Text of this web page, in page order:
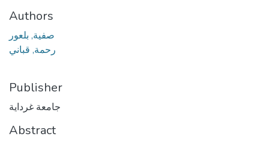
Authors
صفية, بلعور
رحمة, قباني
Publisher
جامعة غرداية
Abstract